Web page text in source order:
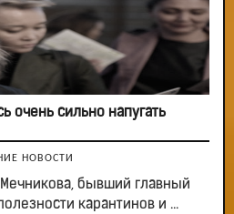
очень сильно напугать
НОВОСТИ
бывший главный
карантинов и ...